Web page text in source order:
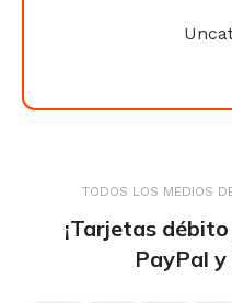
TODOS LOS MEDIOS
¡Tarjetas
PayPal